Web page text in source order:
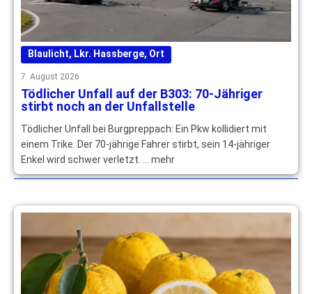
Blaulicht, Lkr. Hassberge, Ort
7. August 2026
Tödlicher Unfall auf der B303: 70-Jähriger
stirbt noch an der Unfallstelle
Tödlicher Unfall bei Burgpreppach: Ein Pkw kollidiert mit
einem Trike. Der 70-jährige Fahrer stirbt, sein 14-jähriger
Enkel wird schwer verletzt. … mehr